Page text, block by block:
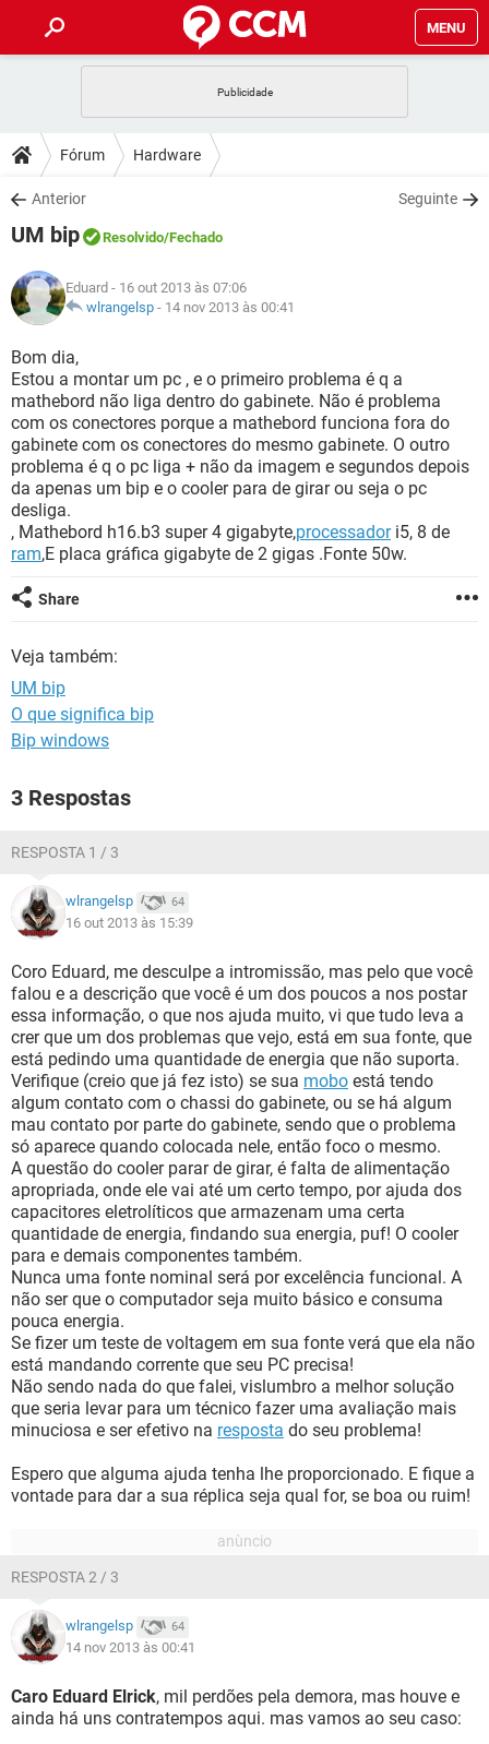
MENU
CELULAR
OUTLOOK
INSTAGRAM
GUIA DE COMPRAS
DICAS
JOGOS
INSTAGRAM
GUIA DE COMPRAS
DOWNLOADS
JOGOS
CELULAR
OUTLOOK EXCEL
INSTAGRAM
GUIA DE COMPRAS
JOGOS
CELULAR
OUTLOOK
INSTAGRAM GMAIL
GUIA DE COMPRAS
GLOSSÁRIO
JOGOS
CELULAR FACEBOOK
OUTLOOK EXCEL
INSTAGRAM
GUIA DE COMPRAS
Fórum Hardware
Anterior Seguinte
UM bip Resolvido/Fechado
Eduard - 16 out 2013 às 07:06
wlrangelsp - 14 nov 2013 às 00:41
Bom dia,
Estou a montar um pc , e o primeiro problema é q a
mathebord não liga dentro do gabinete. Não é problema
com os conectores porque a mathebord funciona fora do
gabinete com os conectores do mesmo gabinete. O outro
problema é q o pc liga + não da imagem e segundos depois
da apenas um bip e o cooler para de girar ou seja o pc
desliga.
, Mathebord h16.b3 super 4 gigabyte,processadori5, 8 de
ram,E placa gráfica gigabyte de 2 gigas .Fonte 50w.
Share
Veja também:
UM bip
O que significa bip
Bip windows
3 Respostas
RESPOSTA 1 / 3
wlrangelsp 64
16 out 2013 às 15:39
Coro Eduard, me desculpe a intromissão, mas pelo que você
falou e a descrição que você é um dos poucos a nos postar
essa informação, o que nos ajuda muito, vi que tudo leva a
crer que um dos problemas que vejo, está em sua fonte, que
está pedindo uma quantidade de energia que não suporta.
Verifique (creio que já fez isto) se sua mobo está tendo
algum contato com o chassi do gabinete, ou se há algum
mau contato por parte do gabinete, sendo que o problema
só aparece quando colocada nele, então foco o mesmo.
A questão do cooler parar de girar, é falta de alimentação
apropriada, onde ele vai até um certo tempo, por ajuda dos
capacitores eletrolíticos que armazenam uma certa
quantidade de energia, findando sua energia, puf! O cooler
para e demais componentes também.
Nunca uma fonte nominal será por excelência funcional. A
não ser que o computador seja muito básico e consuma
pouca energia.
Se fizer um teste de voltagem em sua fonte verá que ela não
está mandando corrente que seu PC precisa!
Não sendo nada do que falei, vislumbro a melhor solução
que seria levar para um técnico fazer uma avaliação mais
minuciosa e ser efetivo na resposta do seu problema!
Espero que alguma ajuda tenha lhe proporcionado. E fique a
vontade para dar a sua réplica seja qual for, se boa ou ruim!
RESPOSTA 2 / 3
wlrangelsp 64
14 nov 2013 às 00:41
Caro Eduard Elrick, mil perdões pela demora, mas houve e
ainda há uns contratempos aqui. mas vamos ao seu caso: